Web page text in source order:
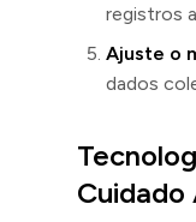
registros
Ajuste o
dados
Cuidado